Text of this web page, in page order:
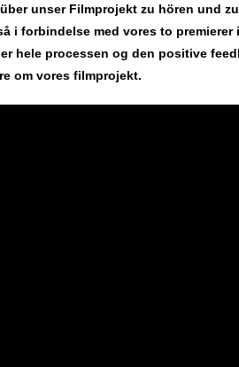
unser Filmprojekt zu hören und
i forbindelse med vores to
processen og den positive
om vores filmprojekt.